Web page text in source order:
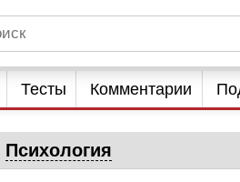
Тесты Комментарии
Психология